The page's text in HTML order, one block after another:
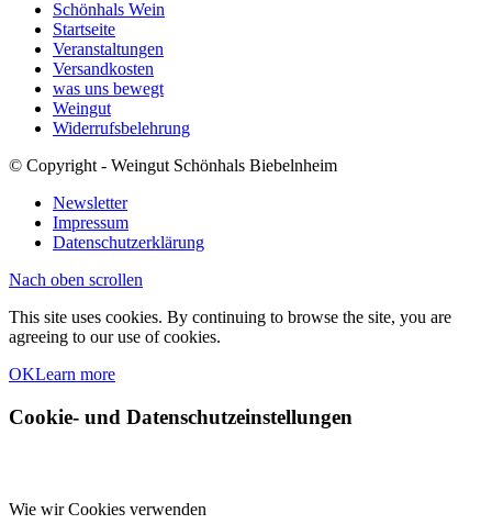
Schönhals Wein
Startseite
Veranstaltungen
Versandkosten
was uns bewegt
Weingut
Widerrufsbelehrung
© Copyright - Weingut Schönhals Biebelnheim
Newsletter
Impressum
Datenschutzerklärung
Nach oben scrollen
This site uses cookies. By continuing to browse the site, you are
agreeing to our use of cookies.
OKLearn more
Cookie- und Datenschutzeinstellungen
Wie wir Cookies verwenden